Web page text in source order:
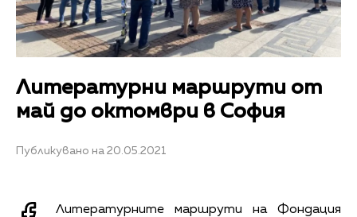
Литературни маршрути от
май до октомври в София
Публикувано на 20.05.2021
Литературните маршрути на Фондация